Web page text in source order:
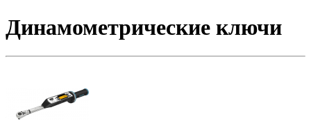
Динамометрические ключи